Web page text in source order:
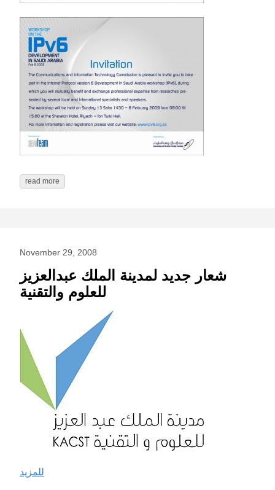
read more
November 29, 2008
شعار جديد لمدينة الملك عبدالعزيز
للعلوم والتقنية
للمزيد